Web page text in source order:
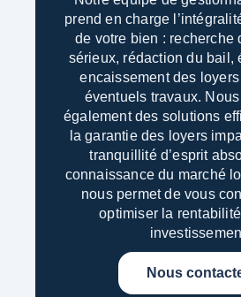
prend en charge
de votre bien : recherche
sérieux, rédaction du bail,
encaissement des
éventuels travaux.
également des solutions
la garantie des loyers
tranquillité d’esprit
connaissance du marché
nous permet de vous
optimiser la
Nous